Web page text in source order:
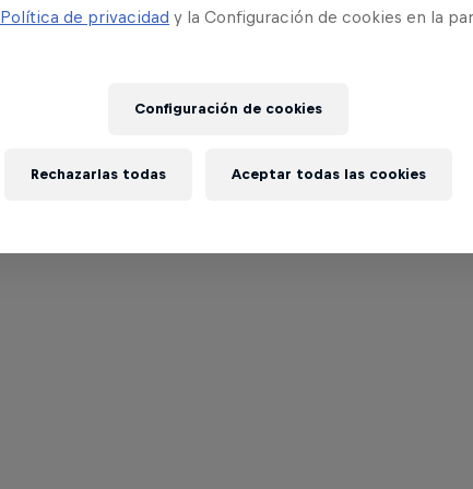
Política de privacidad y la Configuración de cookies en la
Configuración de cookies
Rechazarlas todas Aceptar todas las cookies